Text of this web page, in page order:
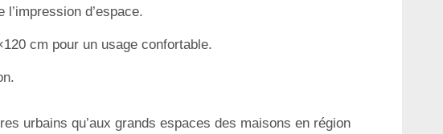
d’espace.
cm pour un usage confortable.
urbains qu’aux grands espaces des maisons en région